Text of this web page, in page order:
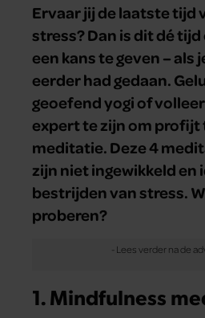
Ervaar jij de laatste tijd
stress? Dan is dit dé
een kans te geven – als
eerder had gedaan.
geoefend yogi of
expert te zijn om profijt
meditatie. Deze 4
zijn niet ingewikkeld en
bestrijden van stress.
proberen?
1. Mindfulness